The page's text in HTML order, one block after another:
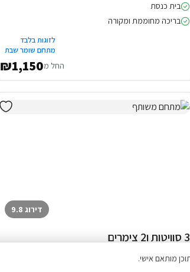
בית כנסת
בריכה מחוממת ומקורה
לזוגות בלבד
מתחם שומר שבת
החל מ₪1,150
דירוג 9.8
3 סוויטות ו2 צימרים